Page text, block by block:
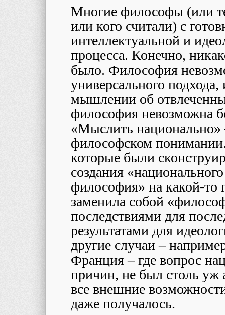
Многие философы (или
или кого считали) с
интеллектуальной и
процесса. Конечно,
было. Философия
универсального
мышлении об
философия невозможна
«Мыслить национально»
философском
которые были
создания
философия» на какой-то
заменила собой
последствиями для
результатами для
другие случаи –
Франция – где вопрос
причин, не был столь уж
все внешние
даже получалось.